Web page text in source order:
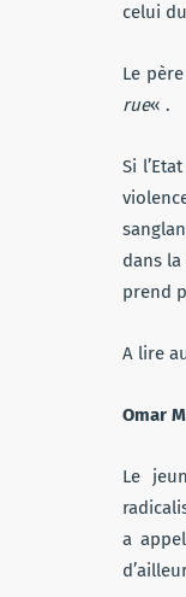
celui
Le
rue« .
Si
dans la
prend
A lire
Omar
Le
a